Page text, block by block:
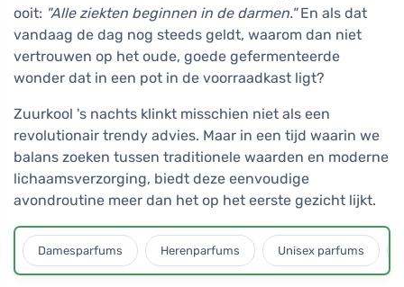
ooit: "Alle ziekten beginnen in de darmen."En als dat
vandaag de dag nog steeds geldt, waarom dan niet
vertrouwen op het oude, goede gefermenteerde
wonder dat in een pot in de voorraadkast ligt?
Zuurkool 's nachts klinkt misschien niet als een
revolutionair trendy advies. Maar in een tijd waarin we
balans zoeken tussen traditionele waarden en moderne
lichaamsverzorging, biedt deze eenvoudige
avondroutine meer dan het op het eerste gezicht lijkt.
Damesparfums Herenparfums Unisex parfums